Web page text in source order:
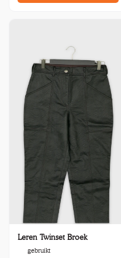
Leren Twinset Broek
gebruikt